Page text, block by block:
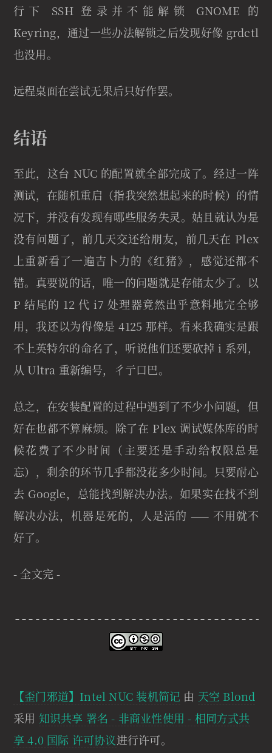
行下 SSH 登录并不能解锁 GNOME 的
Keyring，通过一些办法解锁之后发现好像 grdctl
也没用。
远程桌面在尝试无果后只好作罢。
结语
至此，这台 NUC 的配置就全部完成了。经过一阵
测试，在随机重启（指我突然想起来的时候）的情
况下，并没有发现有哪些服务失灵。姑且就认为是
没有问题了，前几天交还给朋友，前几天在 Plex
上重新看了一遍吉卜力的《红猪》，感觉还都不
错。真要说的话，唯一的问题就是存储太少了。以
P 结尾的 12 代 i7 处理器竟然出乎意料地完全够
用，我还以为得像是 4125 那样。看来我确实是跟
不上英特尔的命名了，听说他们还要砍掉 i 系列，
从 Ultra 重新编号，彳亍口巴。
总之，在安装配置的过程中遇到了不少小问题，但
好在也都不算麻烦。除了在 Plex 调试媒体库的时
候花费了不少时间（主要还是手动给权限总是
忘），剩余的环节几乎都没花多少时间。只要耐心
去 Google，总能找到解决办法。如果实在找不到
解决办法，机器是死的，人是活的 —— 不用就不
好了。
- 全文完 -
【歪门邪道】Intel NUC 装机简记 由 天空 Blond
采用 知识共享 署名 - 非商业性使用 - 相同方式共
享 4.0 国际 许可协议进行许可。